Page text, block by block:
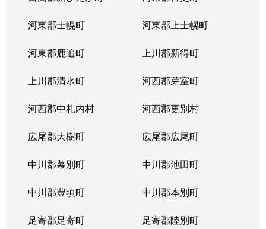
河東郡士幌町 河東郡上士幌町
河東郡鹿追町 上川郡新得町
上川郡清水町 河西郡芽室町
河西郡中札内村 河西郡更別村
広尾郡大樹町 広尾郡広尾町
中川郡幕別町 中川郡池田町
中川郡豊頃町 中川郡本別町
足寄郡足寄町 足寄郡陸別町